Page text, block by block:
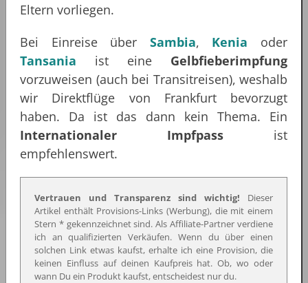
Eltern vorliegen.
Bei Einreise über Sambia, Kenia oder
Tansania ist eine Gelbfieberimpfung
vorzuweisen (auch bei Transitreisen), weshalb
wir Direktflüge von Frankfurt bevorzugt
haben. Da ist das dann kein Thema. Ein
Internationaler Impfpass ist
empfehlenswert.
Vertrauen und Transparenz sind wichtig! Dieser
Artikel enthält Provisions-Links (Werbung), die mit einem
Stern * gekennzeichnet sind. Als Affiliate-Partner verdiene
ich an qualifizierten Verkäufen. Wenn du über einen
solchen Link etwas kaufst, erhalte ich eine Provision, die
keinen Einfluss auf deinen Kaufpreis hat. Ob, wo oder
wann Du ein Produkt kaufst, entscheidest nur du.